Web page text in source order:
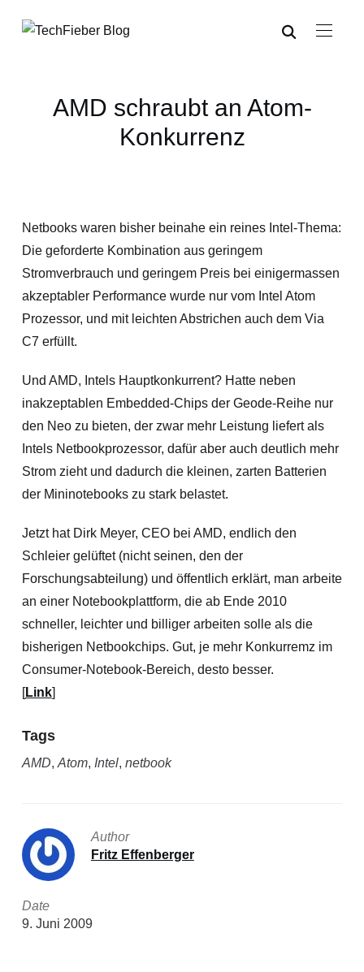
AMD schraubt an Atom-
Konkurrenz
Netbooks waren bisher beinahe ein reines Intel-Thema:
Die geforderte Kombination aus geringem
Stromverbrauch und geringem Preis bei einigermassen
akzeptabler Performance wurde nur vom Intel Atom
Prozessor, und mit leichten Abstrichen auch dem Via
C7 erfüllt.
Und AMD, Intels Hauptkonkurrent? Hatte neben
inakzeptablen Embedded-Chips der Geode-Reihe nur
den Neo zu bieten, der zwar mehr Leistung liefert als
Intels Netbookprozessor, dafür aber auch deutlich mehr
Strom zieht und dadurch die kleinen, zarten Batterien
der Mininotebooks zu stark belastet.
Jetzt hat Dirk Meyer, CEO bei AMD, endlich den
Schleier gelüftet (nicht seinen, den der
Forschungsabteilung) und öffentlich erklärt, man arbeite
an einer Notebookplattform, die ab Ende 2010
schneller, leichter und billiger arbeiten solle als die
bisherigen Netbookchips. Gut, je mehr Konkurremz im
Consumer-Notebook-Bereich, desto besser.
[Link]
Tags
AMD, Atom, Intel, netbook
Author
Fritz Effenberger
Date
9. Juni 2009